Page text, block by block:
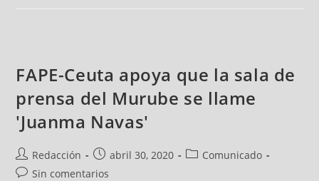
FAPE-Ceuta apoya que la sala de
prensa del Murube se llame
'Juanma Navas'
Redacción abril 30, 2020
Comunicado
Sin comentarios